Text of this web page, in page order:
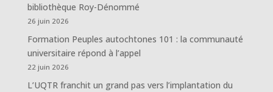
bibliothèque Roy-Dénommé
26 juin 2026
Formation Peuples autochtones 101 : la communauté
universitaire répond à l’appel
22 juin 2026
L’UQTR franchit un grand pas vers l’implantation du